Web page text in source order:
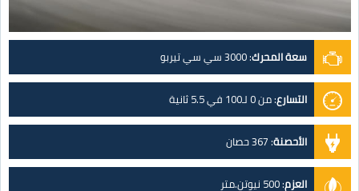
سعة المحرك:3000 سي سي تيربو
التسارع:من 0 لـ100 في 5.5 ثانية
الأحصنة:367 حصان
العزم:500 نيوتن.متر